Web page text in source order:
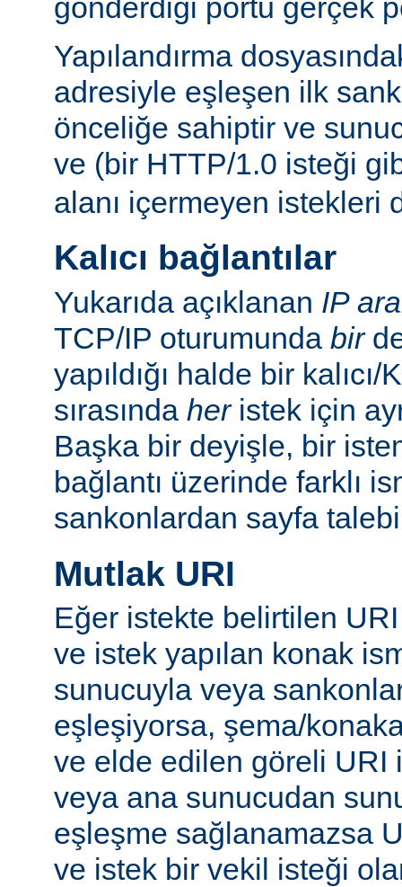
gönderdiği portu gerçek
Yapılandırma
adresiyle eşleşen ilk
önceliğe sahiptir ve
ve (bir HTTP/1.0 isteği
alanı içermeyen istekleri
Kalıcı bağlantılar
Yukarıda açıklanan IP
TCP/IP oturumunda bir
yapıldığı halde bir
sırasında heristek için
Başka bir deyişle, bir
bağlantı üzerinde farklı
sankonlardan sayfa
Mutlak URI
Eğer istekte belirtilen
ve istek yapılan konak
sunucuyla veya
eşleşiyorsa, şema/
ve elde edilen göreli URI
veya ana sunucudan
eşleşme sağlanamazsa
ve istek bir vekil isteği